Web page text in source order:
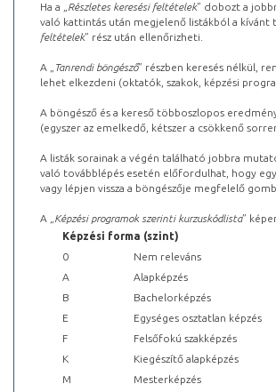
Ha a „ Részletes keresési feltételek” dobozt a
való kattintás után megjelenő listákból a
feltételek” rész után ellenőrizheti.
A „ Tanrendi böngésző” részben keresés nélkül,
lehet elkezdeni (oktatók, szakok, képzési
A böngésző és a kereső többoszlopos
(egyszer az emelkedő, kétszer a csökkenő
A listák sorainak a végén található jobbra
való továbblépés esetén előfordulhat, hogy
vagy lépjen vissza a böngészője megfelelő
A „ Képzési programok szerinti kurzuskódlista”
Képzési forma (szint)
0
Nem releváns
A
Alapképzés
B
Bachelorképzés
E
Egységes osztatlan képzés
F
Felsőfokú szakképzés
K
Kiegészítő alapképzés
M
Mesterképzés